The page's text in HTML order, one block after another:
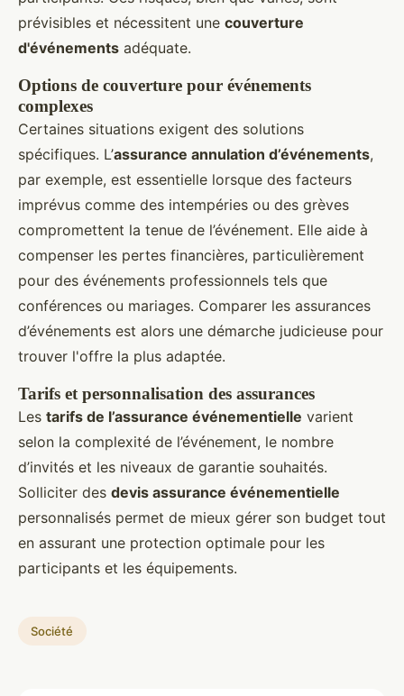
prévisibles et nécessitent une couverture
d'événements adéquate.
Options de couverture pour événements
complexes
Certaines situations exigent des solutions
spécifiques. L’assurance annulation d’événements,
par exemple, est essentielle lorsque des facteurs
imprévus comme des intempéries ou des grèves
compromettent la tenue de l’événement. Elle aide à
compenser les pertes financières, particulièrement
pour des événements professionnels tels que
conférences ou mariages. Comparer les assurances
d’événements est alors une démarche judicieuse pour
trouver l'offre la plus adaptée.
Tarifs et personnalisation des assurances
Les tarifs de l’assurance événementielle varient
selon la complexité de l’événement, le nombre
d’invités et les niveaux de garantie souhaités.
Solliciter des devis assurance événementielle
personnalisés permet de mieux gérer son budget tout
en assurant une protection optimale pour les
participants et les équipements.
Société